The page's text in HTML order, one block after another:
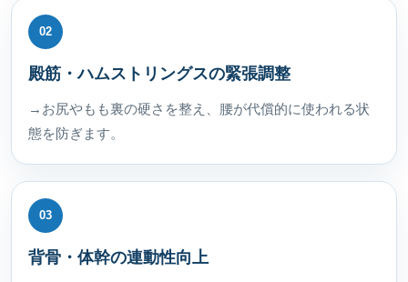
02
殿筋・ハムストリングスの緊張調整
→お尻やもも裏の硬さを整え、腰が代償的に使われる状
態を防ぎます。
03
背骨・体幹の連動性向上